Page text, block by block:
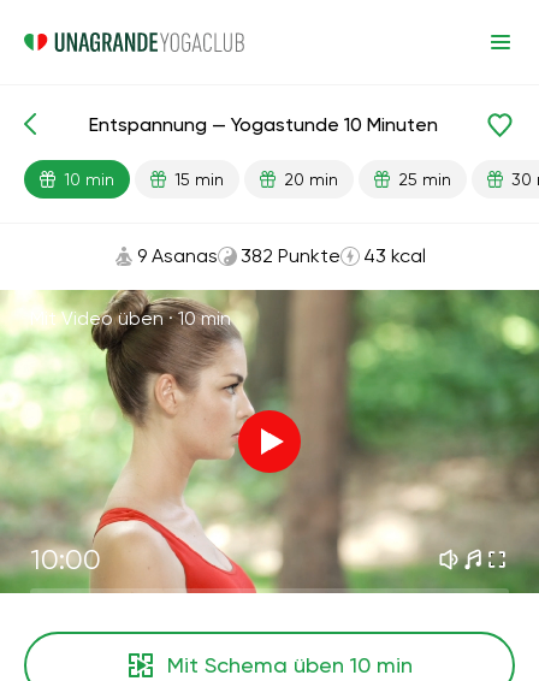
Fertige Lektionen Entspannung
Entspannung — Yogastunde 10 Minuten
10 min 15 min 20 min 25 min 30
9 Asanas 382 Punkte 43 kcal
Mit Video üben ·10 min
10:00
Mit Schema üben 10 min